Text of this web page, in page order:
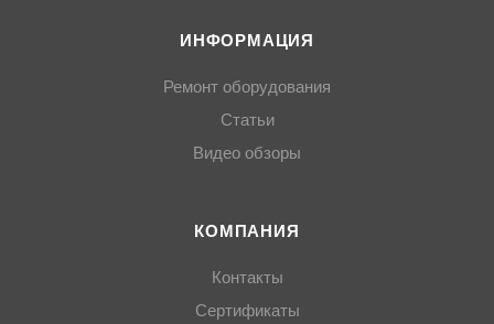
ИНФОРМАЦИЯ
Ремонт оборудования
Статьи
Видео обзоры
КОМПАНИЯ
Контакты
Сертификаты